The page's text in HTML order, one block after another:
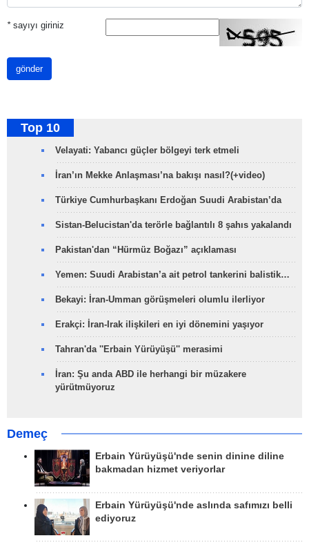
*sayıyı giriniz
gönder
Top 10
Velayati: Yabancı güçler bölgeyi terk etmeli
İran’ın Mekke Anlaşması’na bakışı nasıl?(+video)
Türkiye Cumhurbaşkanı Erdoğan Suudi Arabistan’da
Sistan-Belucistan'da terörle bağlantılı 8 şahıs yakalandı
Pakistan'dan “Hürmüz Boğazı” açıklaması
Yemen: Suudi Arabistan’a ait petrol tankerini balistik…
Bekayi: İran-Umman görüşmeleri olumlu ilerliyor
Erakçi: İran-Irak ilişkileri en iyi dönemini yaşıyor
Tahran'da ''Erbain Yürüyüşü'' merasimi
İran: Şu anda ABD ile herhangi bir müzakere
yürütmüyoruz
Demeç
Erbain Yürüyüşü'nde senin dinine diline
bakmadan hizmet veriyorlar
Erbain Yürüyüşü'nde aslında safımızı belli
ediyoruz